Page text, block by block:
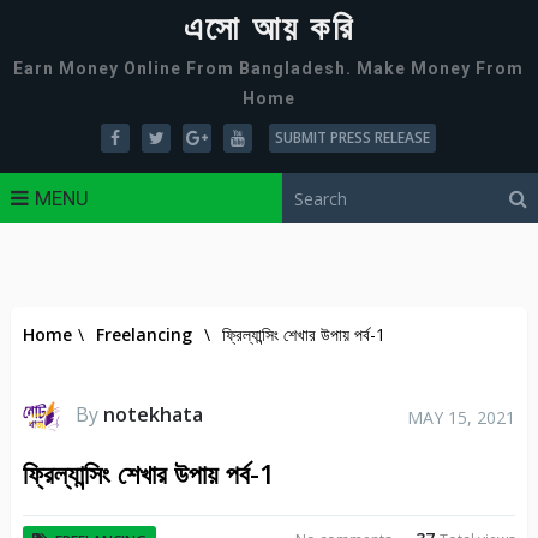
এসো আয় করি
Earn Money Online From Bangladesh. Make Money From
Home
SUBMIT PRESS RELEASE
MENU
Home \ Freelancing \ ফ্রিল্যান্সিং শেখার উপায় পর্ব-1
By notekhata MAY 15, 2021
ফ্রিল্যান্সিং শেখার উপায় পর্ব-1